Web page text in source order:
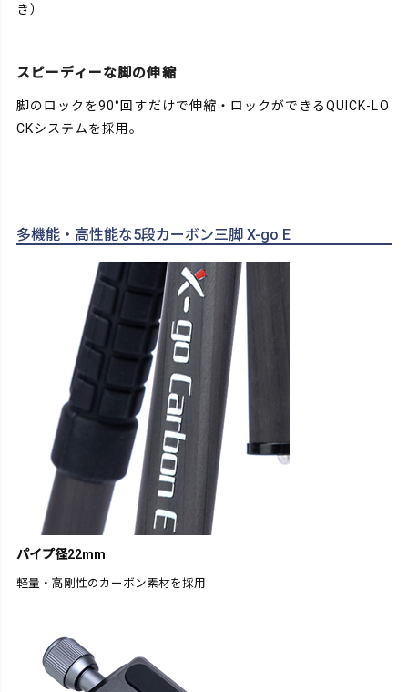
き）
スピーディーな脚の伸縮
脚のロックを90°回すだけで伸縮・ロックができるQUICK-LO
CKシステムを採用。
多機能・高性能な5段カーボン三脚 X-go E
パイプ径22mm
軽量・高剛性のカーボン素材を採用